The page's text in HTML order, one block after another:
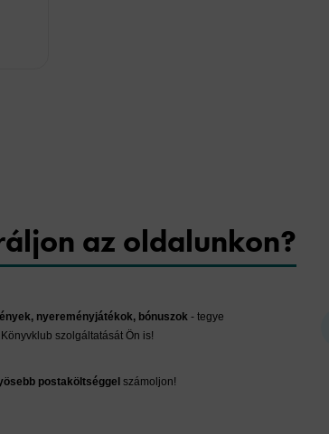
az oldalunkon?
nyereményjátékok, bónuszok- tegye
szolgáltatását Ön is!
postaköltséggel számoljon!